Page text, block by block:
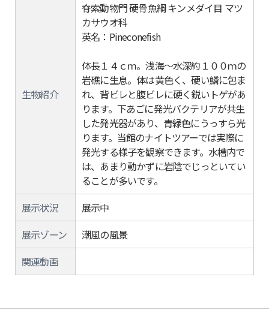
生物紹介
脊索動物門 硬骨魚綱 キンメダイ目 マツ
カサウオ科
英名：Pineconefish
体長１４ｃｍ。浅海～水深約１００ｍの
岩礁に生息。体は黄色く、硬い鱗に包ま
れ、背ビレと腹ビレに硬く鋭いトゲがあ
ります。下あごに発光バクテリアが共生
した発光器があり、青緑色にうっすら光
ります。当館のナイトツアーでは実際に
発光する様子を観察できます。水槽内で
は、あまり動かずに岩陰でじっといてい
ることが多いです。
展示状況
展示中
展示ゾーン
潮風の風景
関連動画